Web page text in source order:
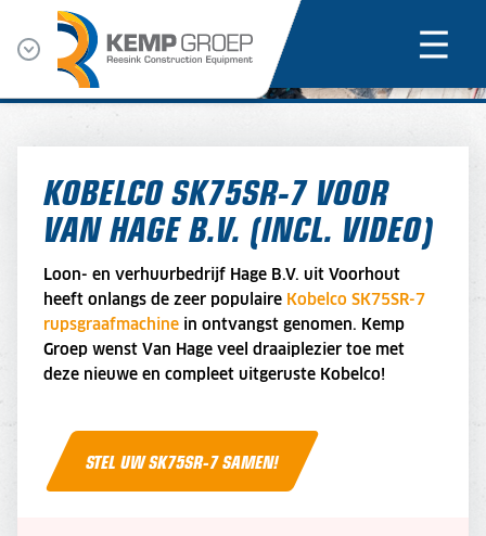
KOBELCO SK75SR-7 VOOR
VAN HAGE B.V. (INCL. VIDEO)
Loon- en verhuurbedrijf Hage B.V. uit Voorhout
heeft onlangs de zeer populaire Kobelco SK75SR-7
rupsgraafmachine in ontvangst genomen. Kemp
Groep wenst Van Hage veel draaiplezier toe met
deze nieuwe en compleet uitgeruste Kobelco!
STEL UW SK75SR-7 SAMEN!